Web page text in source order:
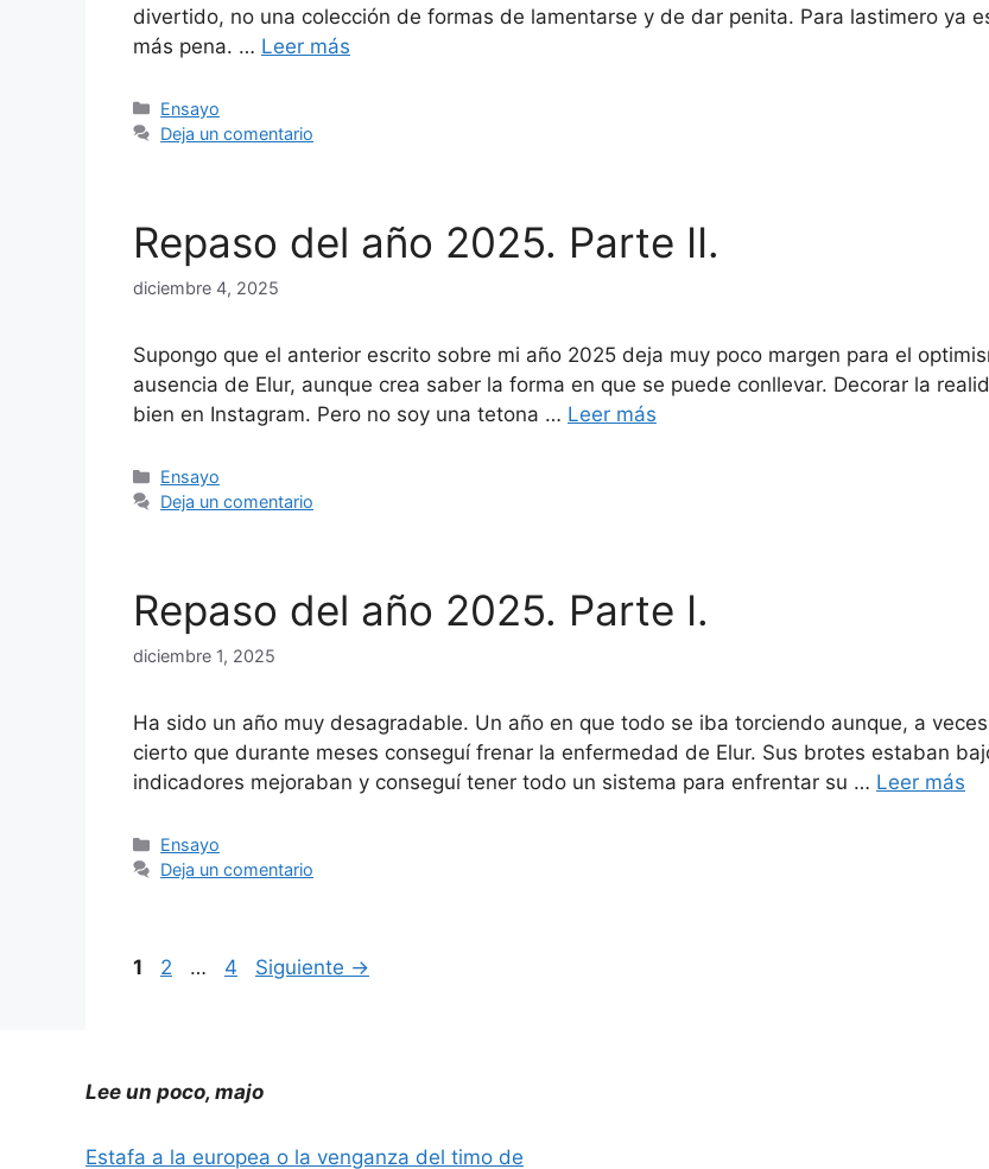
divertido, no una colección de formas de lamentarse y de dar penita. Para lastimero ya
más pena. … Leer más
Categorías
Ensayo
Deja un comentario
Repaso del año 2025. Parte II.
diciembre 4, 2025
Supongo que el anterior escrito sobre mi año 2025 deja muy poco margen para el
ausencia de Elur, aunque crea saber la forma en que se puede conllevar. Decorar la
bien en Instagram. Pero no soy una tetona … Leer más
Categorías
Ensayo
Deja un comentario
Repaso del año 2025. Parte I.
diciembre 1, 2025
Ha sido un año muy desagradable. Un año en que todo se iba torciendo aunque, a
cierto que durante meses conseguí frenar la enfermedad de Elur. Sus brotes estaban
indicadores mejoraban y conseguí tener todo un sistema para enfrentar su … Leer más
Categorías
Ensayo
Deja un comentario
Página
1 Página
2 … Página
4 Siguiente →
Lee un poco, majo
Estafa a la europea o la venganza del timo de